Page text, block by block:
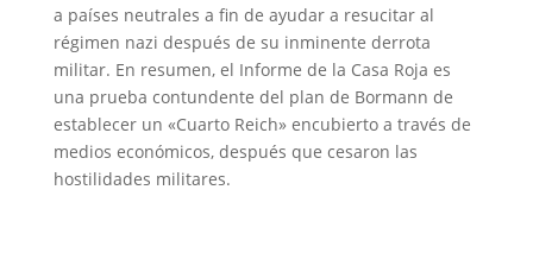
a países neutrales a fin de ayudar a resucitar al
régimen nazi después de su inminente derrota
militar. En resumen, el Informe de la Casa Roja es
una prueba contundente del plan de Bormann de
establecer un «Cuarto Reich» encubierto a través de
medios económicos, después que cesaron las
hostilidades militares.